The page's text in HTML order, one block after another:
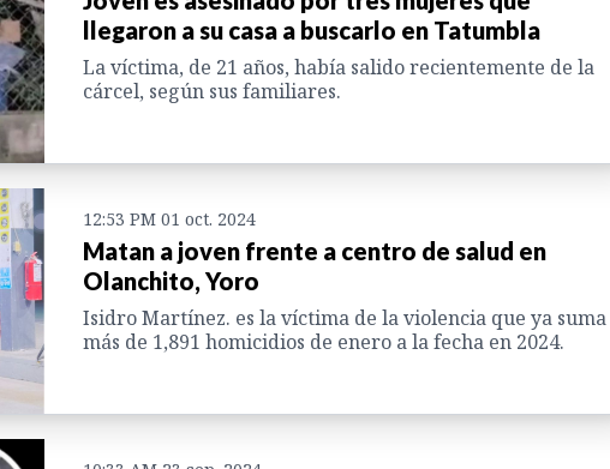
llegaron a su casa a buscarlo en Tatumbla
La víctima, de 21 años, había salido recientemente de la
cárcel, según sus familiares.
12:53 PM 01 oct. 2024
Matan a joven frente a centro de salud en
Olanchito, Yoro
Isidro Martínez. es la víctima de la violencia que ya suma
más de 1,891 homicidios de enero a la fecha en 2024.